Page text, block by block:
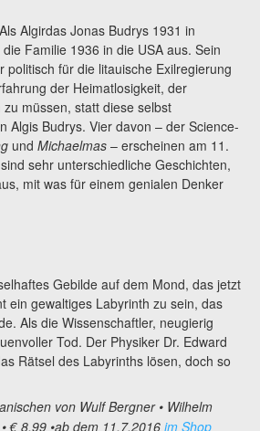
Algirdas Jonas Budrys 1931 in
Familie 1936 in die USA aus. Sein
für die litauische Exilregierung
der Heimatlosigkeit, der
müssen, statt diese selbst
Algis Budrys. Vier davon – der Science-
und Michaelmas– erscheinen am 11.
sehr unterschiedliche Geschichten,
mit was für einem genialen Denker
Gebilde auf dem Mond, das jetzt
ein gewaltiges Labyrinth zu sein, das
Als die Wissenschaftler, neugierig
Tod. Der Physiker Dr. Edward
Rätsel des Labyrinths lösen, doch so
von Wulf Bergner• Wilhelm
• € 8,99 •ab dem 11.7.2016 im Shop